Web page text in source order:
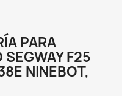
PARA
SEGWAY F25
NINEBOT,